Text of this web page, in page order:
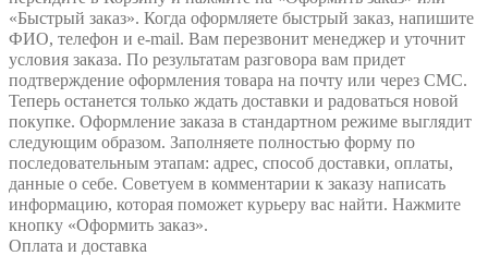
«Быстрый заказ». Когда оформляете быстрый заказ, напишите
ФИО, телефон и e-mail. Вам перезвонит менеджер и уточнит
условия заказа. По результатам разговора вам придет
подтверждение оформления товара на почту или через СМС.
Теперь останется только ждать доставки и радоваться новой
покупке. Оформление заказа в стандартном режиме выглядит
следующим образом. Заполняете полностью форму по
последовательным этапам: адрес, способ доставки, оплаты,
данные о себе. Советуем в комментарии к заказу написать
информацию, которая поможет курьеру вас найти. Нажмите
кнопку «Оформить заказ».
Оплата и доставка